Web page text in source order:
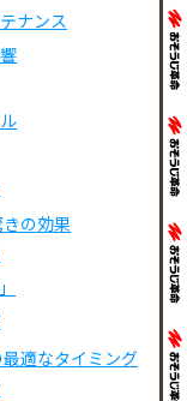
ナンス
の効果
適なタイミング